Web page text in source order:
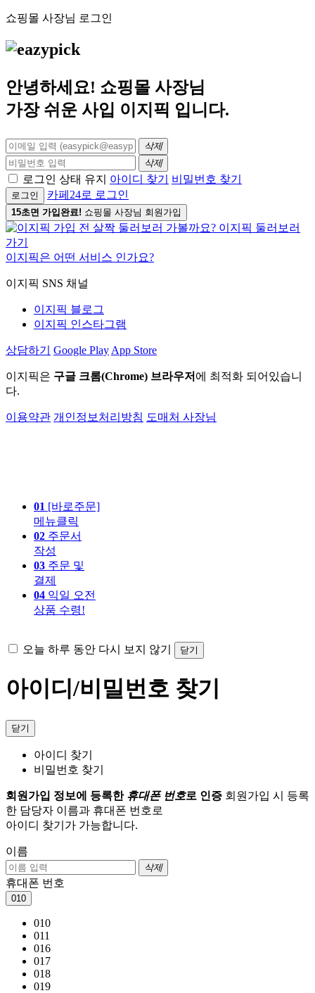
쇼핑몰 사장님 로그인
안녕하세요! 쇼핑몰 사장님
가장 쉬운 사입 이지픽 입니다.
삭제
삭제
로그인 상태 유지 아이디 찾기 비밀번호 찾기
로그인 카페24로 로그인
15초면 가입완료! 쇼핑몰 사장님 회원가입
이지픽은 어떤 서비스 인가요?
이지픽 SNS 채널
이지픽 블로그
이지픽 인스타그램
상담하기 Google Play App Store
이지픽은 구글 크롬(Chrome) 브라우저 에 최적화 되어있습니
다.
이용약관 개인정보처리방침 도매처 사장님
01 [바로주문]
메뉴클릭
02 주문서
작성
03 주문 및
결제
04 익일 오전
상품 수령!
오늘 하루 동안 다시 보지 않기 닫기
아이디/비밀번호 찾기
닫기
아이디 찾기
비밀번호 찾기
회원가입 정보에 등록한 휴대폰 번호로 인증 회원가입 시 등록
한 담당자 이름과 휴대폰 번호로
아이디 찾기가 가능합니다.
이름
삭제
휴대폰 번호
010
010
011
016
017
018
019